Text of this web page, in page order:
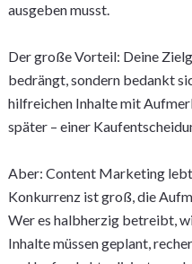
ausgeben musst.
Der große Vorteil: Deine
bedrängt, sondern bedankt
hilfreichen Inhalte mit
später – einer
Aber: Content Marketing
Konkurrenz ist groß, die
Wer es halbherzig betreibt,
Inhalte müssen geplant,